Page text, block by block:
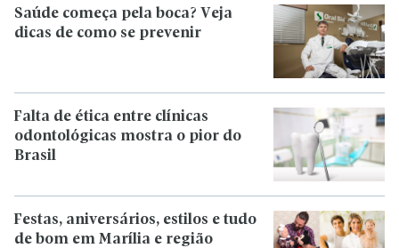
Saúde começa pela boca? Veja
dicas de como se prevenir
Falta de ética entre clínicas
odontológicas mostra o pior do
Brasil
Festas, aniversários, estilos e tudo
de bom em Marília e região